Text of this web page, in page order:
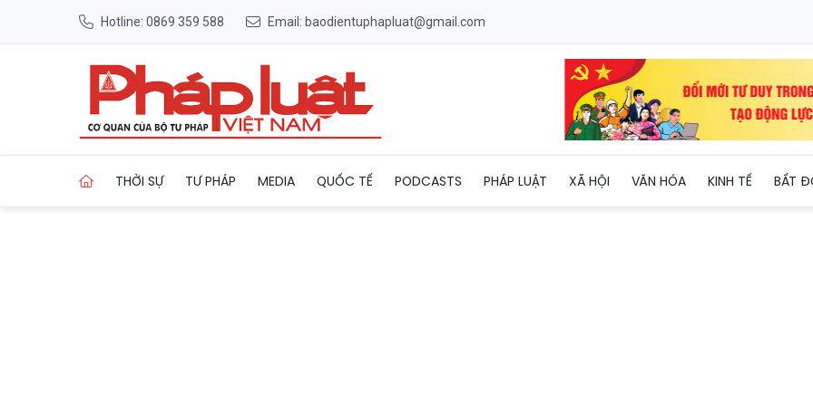
Hotline: 0869 359 588 Email: baodientuphapluat@gmail.com
THỜI SỰ TƯ PHÁP MEDIA QUỐC TẾ PODCASTS PHÁP LUẬT XÃ HỘI VĂN HÓA KINH TẾ BẤT